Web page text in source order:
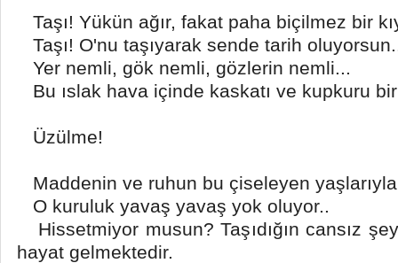
Taşı! Yükün ağır, fakat paha biçilmez bir
Taşı! O'nu taşıyarak sende tarih
Yer nemli, gök nemli, gözlerin nemli...
Bu ıslak hava içinde kaskatı ve kupkuru
Üzülme!
Maddenin ve ruhun bu çiseleyen yaşlarıyla
O kuruluk yavaş yavaş yok oluyor..
Hissetmiyor musun? Taşıdığın cansız
hayat gelmektedir.